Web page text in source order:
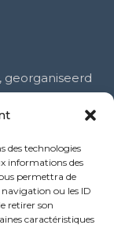
des technologies
informations des
permettra de
ou les ID
retirer son
caractéristiques
georganiseerd